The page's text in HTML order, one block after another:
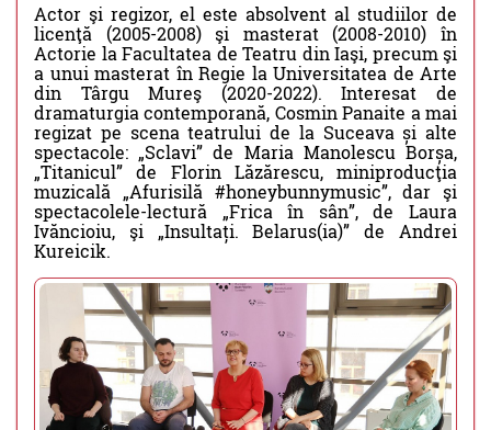
Actor şi regizor, el este absolvent al studiilor de
licenţă (2005-2008) şi masterat (2008-2010) în
Actorie la Facultatea de Teatru din Iaşi, precum şi
a unui masterat în Regie la Universitatea de Arte
din Târgu Mureş (2020-2022). Interesat de
dramaturgia contemporană, Cosmin Panaite a mai
regizat pe scena teatrului de la Suceava și alte
spectacole: „Sclavi” de Maria Manolescu Borșa,
„Titanicul” de Florin Lăzărescu, miniproducţia
muzicală „Afurisilă #honeybunnymusic”, dar şi
spectacolele-lectură „Frica în sân”, de Laura
Ivăncioiu, şi „Insultați. Belarus(ia)” de Andrei
Kureicik.